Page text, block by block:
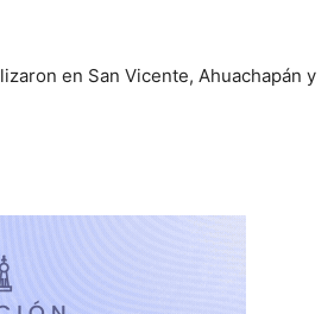
en San Vicente, Ahuachapán y